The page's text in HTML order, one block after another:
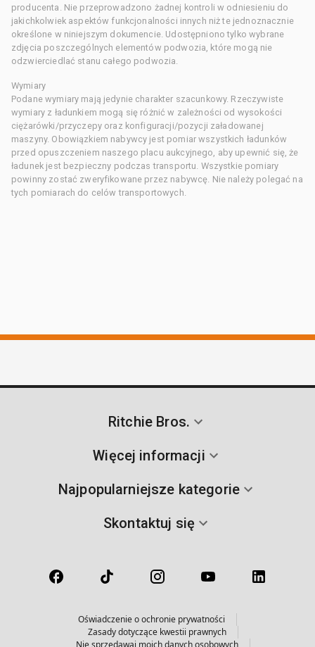
producenta. Nie przeprowadzono żadnej kontroli w odniesieniu do
jakichkolwiek aspektów funkcjonalności innych niż te jednoznacznie
określone w niniejszym dokumencie. Udostępniono tylko wybrane
zdjęcia poszczególnych elementów podwozia, które mogą nie
odzwierciedlać stanu całego podwozia.
Wymiary
Podane wymiary mają jedynie charakter szacunkowy. Rzeczywiste
wymiary z ładunkiem mogą się różnić w zależności od wysokości
ciężarówki/przyczepy oraz konfiguracji/pozycji załadowanej
maszyny. Obowiązkiem nabywcy jest pomiar wszystkich ładunków
przed opuszczeniem naszego placu aukcyjnego, aby upewnić się, że
ładunek jest bezpieczny podczas transportu. Wszystkie pomiary
powinny zostać zweryfikowane przez nabywcę. Nie należy polegać na
tych pomiarach do celów transportowych.
Ritchie Bros.
Więcej informacji
Najpopularniejsze kategorie
Skontaktuj się
Oświadczenie o ochronie prywatności
Zasady dotyczące kwestii prawnych
Nie sprzedawaj moich danych osobowych